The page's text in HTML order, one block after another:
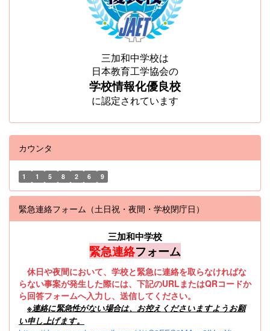
三加和中学校は
日本教育工学協会の
学校情報化優良校
に認定されています
カウンタ
1 1 5 8 2 6 9
緊急連絡フォーム（土日祝・夜間・学校閉庁日）
三加和中学校
緊急連絡フォーム
休日や夜間において、学校と緊急に連絡を取らなければな
らない事案が発生した際には、下記のURLまたはQRコードか
ら回答フォームへ入力し、送信してください。
※連絡に緊急性がない場合は、お控えくださいますようお願
い申し上げます。